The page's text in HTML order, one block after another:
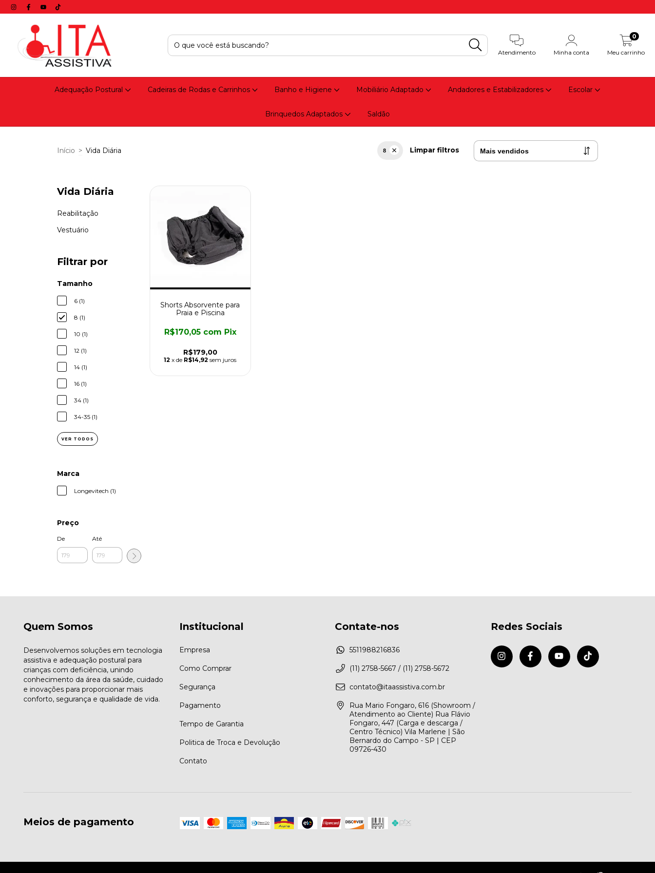
Atendimento Minha conta Meu carrinho
0
Adequação Postural Cadeiras de Rodas e Carrinhos Banho e Higiene Mobiliário Adaptado Andadores e Estabilizadores Escolar
Brinquedos Adaptados Saldão
Início > Vida Diária 8 Limpar filtros
Vida Diária
Reabilitação
Vestuário
Filtrar por
Tamanho
6 (1)
8 (1)
10 (1)
12 (1)
14 (1)
16 (1)
34 (1)
34-35 (1)
VER TODOS
Marca
Longevitech (1)
Preço
De Até
Shorts Absorvente para
Praia e Piscina
R$179,00
R$170,05 com Pix
12 x de R$14,92 sem juros
Quem Somos
Desenvolvemos soluções em tecnologia
assistiva e adequação postural para
crianças com deficiência, unindo
conhecimento da área da saúde, cuidado
e inovações para proporcionar mais
conforto, segurança e qualidade de vida.
Institucional
Empresa
Como Comprar
Segurança
Pagamento
Tempo de Garantia
Politica de Troca e Devolução
Contato
Contate-nos
5511988216836
(11) 2758-5667 / (11) 2758-5672
contato@itaassistiva.com.br
Rua Mario Fongaro, 616 (Showroom /
Atendimento ao Cliente) Rua Flávio
Fongaro, 447 (Carga e descarga /
Centro Técnico) Vila Marlene | São
Bernardo do Campo - SP | CEP
09726-430
Redes Sociais
Meios de pagamento